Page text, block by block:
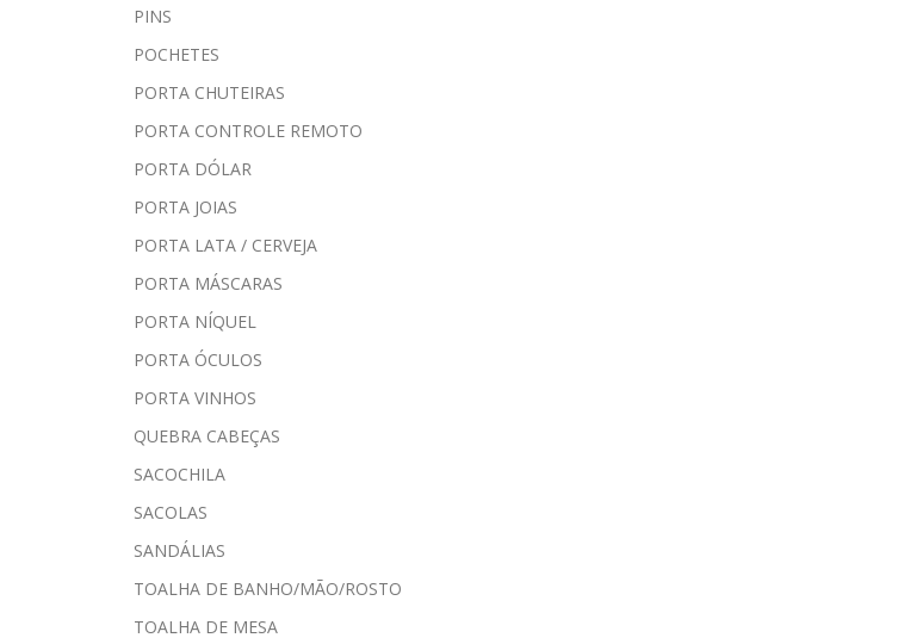
PINS
POCHETES
PORTA CHUTEIRAS
PORTA CONTROLE REMOTO
PORTA DÓLAR
PORTA JOIAS
PORTA LATA / CERVEJA
PORTA MÁSCARAS
PORTA NÍQUEL
PORTA ÓCULOS
PORTA VINHOS
QUEBRA CABEÇAS
SACOCHILA
SACOLAS
SANDÁLIAS
TOALHA DE BANHO/MÃO/ROSTO
TOALHA DE MESA